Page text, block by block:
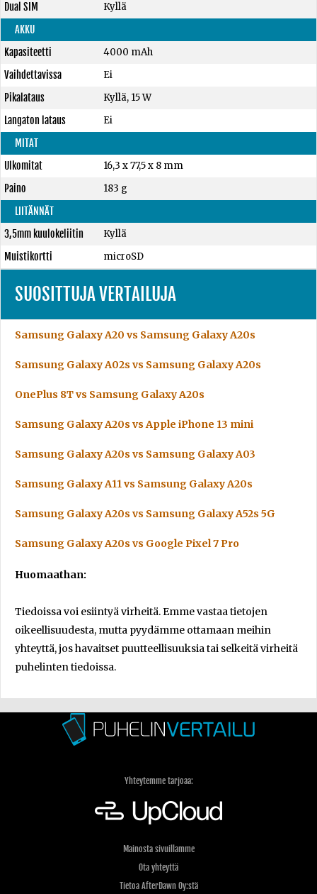
Dual SIM
Kyllä
AKKU
Kapasiteetti
4000 mAh
Vaihdettavissa
Ei
Pikalataus
Kyllä, 15 W
Langaton lataus
Ei
MITAT
Ulkomitat
16,3 x 77,5 x 8 mm
Paino
183 g
LIITÄNNÄT
3,5mm kuulokeliitin
Kyllä
Muistikortti
microSD
SUOSITTUJA VERTAILUJA
Samsung Galaxy A20 vs Samsung Galaxy A20s
Samsung Galaxy A02s vs Samsung Galaxy A20s
OnePlus 8T vs Samsung Galaxy A20s
Samsung Galaxy A20s vs Apple iPhone 13 mini
Samsung Galaxy A20s vs Samsung Galaxy A03
Samsung Galaxy A11 vs Samsung Galaxy A20s
Samsung Galaxy A20s vs Samsung Galaxy A52s 5G
Samsung Galaxy A20s vs Google Pixel 7 Pro
Huomaathan:
Tiedoissa voi esiintyä virheitä. Emme vastaa tietojen
oikeellisuudesta, mutta pyydämme ottamaan meihin
yhteyttä, jos havaitset puutteellisuuksia tai selkeitä virheitä
puhelinten tiedoissa.
Yhteytemme tarjoaa:
Mainosta sivuillamme
Ota yhteyttä
Tietoa AfterDawn Oy:stä